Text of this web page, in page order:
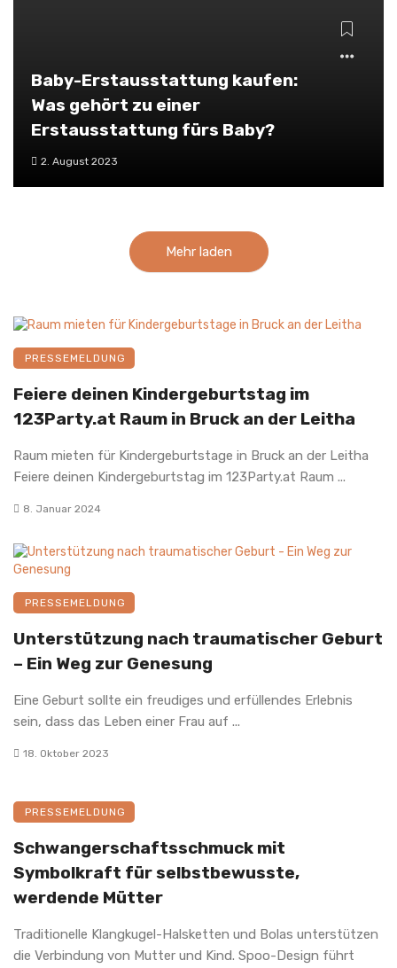
Baby-Erstausstattung kaufen:
Was gehört zu einer
Erstausstattung fürs Baby?
2. August 2023
Mehr laden
PRESSEMELDUNG
Feiere deinen Kindergeburtstag im
123Party.at Raum in Bruck an der Leitha
Raum mieten für Kindergeburtstage in Bruck an der Leitha
Feiere deinen Kindergeburtstag im 123Party.at Raum ...
8. Januar 2024
PRESSEMELDUNG
Unterstützung nach traumatischer Geburt
– Ein Weg zur Genesung
Eine Geburt sollte ein freudiges und erfüllendes Erlebnis
sein, dass das Leben einer Frau auf ...
18. Oktober 2023
PRESSEMELDUNG
Schwangerschaftsschmuck mit
Symbolkraft für selbstbewusste,
werdende Mütter
Traditionelle Klangkugel-Halsketten und Bolas unterstützen
die Verbindung von Mutter und Kind. Spoo-Design führt